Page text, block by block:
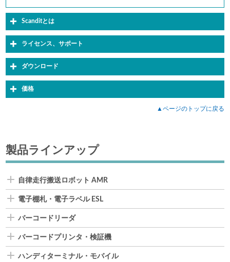
製品ラインアップ
自律走行搬送ロボット AMR
電子棚札・電子ラベル ESL
バーコードリーダ
バーコードプリンタ・検証機
ハンディターミナル・モバイル
Scanditとは
ライセンス、サポート
ダウンロード
価格
▲ページのトップに戻る